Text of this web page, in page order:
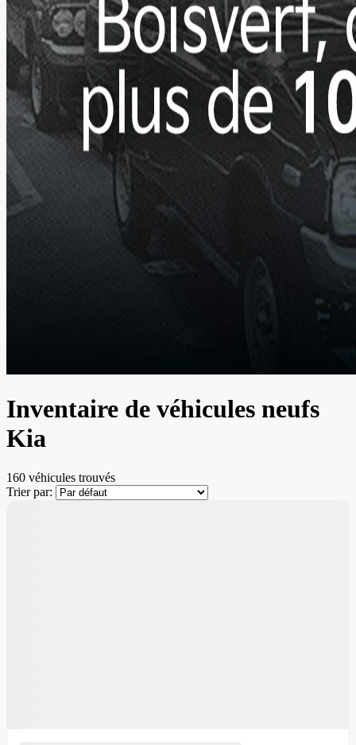
Inventaire de véhicules neufs
Kia
160 véhicules trouvés
Trier par: